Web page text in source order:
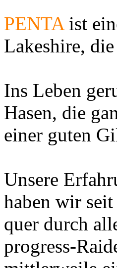
PENTAist
Lakeshire,
Ins Leben
Hasen, die
einer guten
Unsere
haben wir
quer durch
progress-